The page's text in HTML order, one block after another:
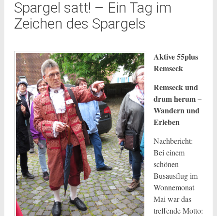
Spargel satt! – Ein Tag im
Zeichen des Spargels
Aktive 55plus
Remseck
Remseck und
drum herum –
Wandern und
Erleben
Nachbericht:
Bei einem
schönen
Busausflug im
Wonnemonat
Mai war das
treffende Motto: